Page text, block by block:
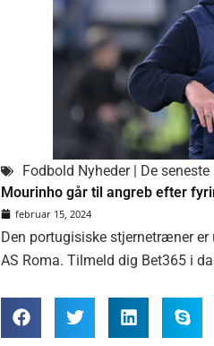
Fodbold Nyheder | De
Mourinho går til angreb efter
februar 15, 2024
Den portugisiske stjernetræner
AS Roma. Tilmeld dig Bet365 i